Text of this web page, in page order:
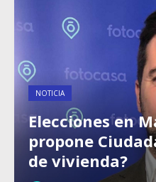
NOTICIA
Elecciones en
propone
de vivienda?